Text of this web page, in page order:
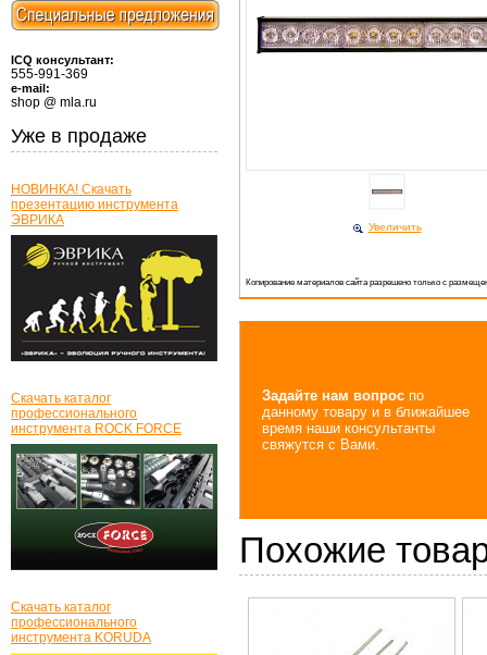
Увеличить
Копирование материалов сайта разрешено только с
Задайте нам вопрос по
данному товару и в ближайшее
время наши консультанты
свяжутся с Вами.
Похожие
ICQ консультант:
555-991-369
e-mail:
shop @ mla.ru
Уже в продаже
НОВИНКА! Скачать
презентацию инструмента
ЭВРИКА
Скачать каталог
профессионального
инструмента ROCK FORCE
Скачать каталог
профессионального
инструмента KORUDA